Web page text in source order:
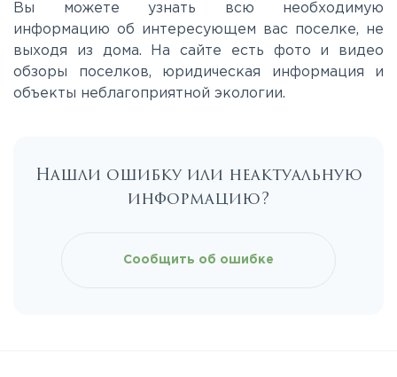
Минское
Новорижское
Вы можете узнать всю необходимую
информацию об интересующем вас поселке, не
выходя из дома. На сайте есть фото и видео
обзоры поселков, юридическая информация и
объекты неблагоприятной экологии.
Нашли ошибку или неактуальную
информацию?
Сообщить об ошибке